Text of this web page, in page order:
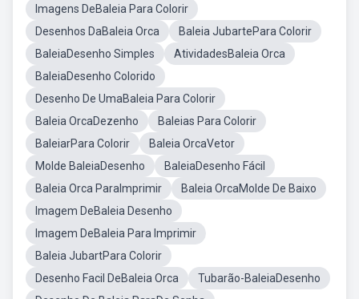
Imagens DeBaleia Para Colorir
Desenhos DaBaleia Orca
Baleia JubartePara Colorir
BaleiaDesenho Simples
AtividadesBaleia Orca
BaleiaDesenho Colorido
Desenho De UmaBaleia Para Colorir
Baleia OrcaDezenho
Baleias Para Colorir
BaleiarPara Colorir
Baleia OrcaVetor
Molde BaleiaDesenho
BaleiaDesenho Fácil
Baleia Orca ParaImprimir
Baleia OrcaMolde De Baixo
Imagem DeBaleia Desenho
Imagem DeBaleia Para Imprimir
Baleia JubartPara Colorir
Desenho Facil DeBaleia Orca
Tubarão-BaleiaDesenho